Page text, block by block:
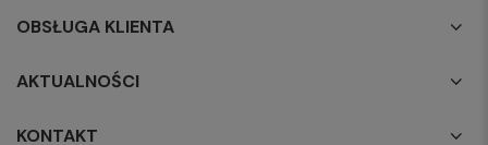
OBSŁUGA KLIENTA
AKTUALNOŚCI
KONTAKT